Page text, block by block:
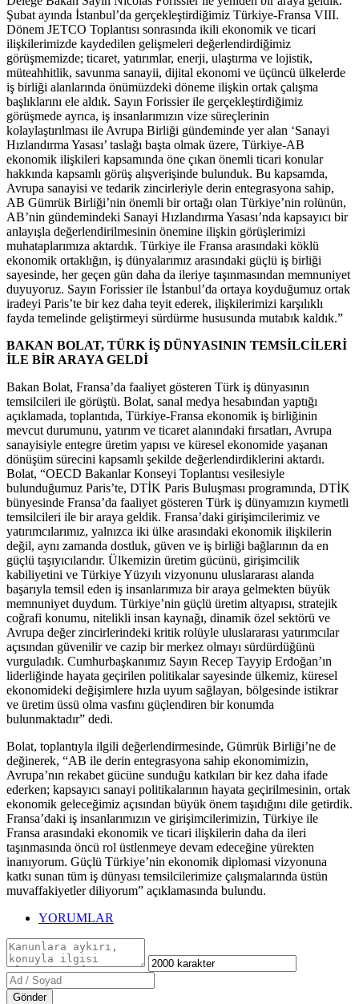
Şubat ayında İstanbul’da gerçekleştirdiğimiz Türkiye-Fransa VIII.
Dönem JETCO Toplantısı sonrasında ikili ekonomik ve ticari
ilişkilerimizde kaydedilen gelişmeleri değerlendirdiğimiz
görüşmemizde; ticaret, yatırımlar, enerji, ulaştırma ve lojistik,
müteahhitlik, savunma sanayii, dijital ekonomi ve üçüncü ülkelerde
iş birliği alanlarında önümüzdeki döneme ilişkin ortak çalışma
başlıklarını ele aldık. Sayın Forissier ile gerçekleştirdiğimiz
görüşmede ayrıca, iş insanlarımızın vize süreçlerinin
kolaylaştırılması ile Avrupa Birliği gündeminde yer alan ‘Sanayi
Hızlandırma Yasası’ taslağı başta olmak üzere, Türkiye-AB
ekonomik ilişkileri kapsamında öne çıkan önemli ticari konular
hakkında kapsamlı görüş alışverişinde bulunduk. Bu kapsamda,
Avrupa sanayisi ve tedarik zincirleriyle derin entegrasyona sahip,
AB Gümrük Birliği’nin önemli bir ortağı olan Türkiye’nin rolünün,
AB’nin gündemindeki Sanayi Hızlandırma Yasası’nda kapsayıcı bir
anlayışla değerlendirilmesinin önemine ilişkin görüşlerimizi
muhataplarımıza aktardık. Türkiye ile Fransa arasındaki köklü
ekonomik ortaklığın, iş dünyalarımız arasındaki güçlü iş birliği
sayesinde, her geçen gün daha da ileriye taşınmasından memnuniyet
duyuyoruz. Sayın Forissier ile İstanbul’da ortaya koyduğumuz ortak
iradeyi Paris’te bir kez daha teyit ederek, ilişkilerimizi karşılıklı
fayda temelinde geliştirmeyi sürdürme hususunda mutabık kaldık.”
BAKAN BOLAT, TÜRK İŞ DÜNYASININ TEMSİLCİLERİ
İLE BİR ARAYA GELDİ
Bakan Bolat, Fransa’da faaliyet gösteren Türk iş dünyasının
temsilcileri ile görüştü. Bolat, sanal medya hesabından yaptığı
açıklamada, toplantıda, Türkiye-Fransa ekonomik iş birliğinin
mevcut durumunu, yatırım ve ticaret alanındaki fırsatları, Avrupa
sanayisiyle entegre üretim yapısı ve küresel ekonomide yaşanan
dönüşüm sürecini kapsamlı şekilde değerlendirdiklerini aktardı.
Bolat, “OECD Bakanlar Konseyi Toplantısı vesilesiyle
bulunduğumuz Paris’te, DTİK Paris Buluşması programında, DTİK
bünyesinde Fransa’da faaliyet gösteren Türk iş dünyamızın kıymetli
temsilcileri ile bir araya geldik. Fransa’daki girişimcilerimiz ve
yatırımcılarımız, yalnızca iki ülke arasındaki ekonomik ilişkilerin
değil, aynı zamanda dostluk, güven ve iş birliği bağlarının da en
güçlü taşıyıcılarıdır. Ülkemizin üretim gücünü, girişimcilik
kabiliyetini ve Türkiye Yüzyılı vizyonunu uluslararası alanda
başarıyla temsil eden iş insanlarımıza bir araya gelmekten büyük
memnuniyet duydum. Türkiye’nin güçlü üretim altyapısı, stratejik
coğrafi konumu, nitelikli insan kaynağı, dinamik özel sektörü ve
Avrupa değer zincirlerindeki kritik rolüyle uluslararası yatırımcılar
açısından güvenilir ve cazip bir merkez olmayı sürdürdüğünü
vurguladık. Cumhurbaşkanımız Sayın Recep Tayyip Erdoğan’ın
liderliğinde hayata geçirilen politikalar sayesinde ülkemiz, küresel
ekonomideki değişimlere hızla uyum sağlayan, bölgesinde istikrar
ve üretim üssü olma vasfını güçlendiren bir konumda
bulunmaktadır” dedi.
Bolat, toplantıyla ilgili değerlendirmesinde, Gümrük Birliği’ne de
değinerek, “AB ile derin entegrasyona sahip ekonomimizin,
Avrupa’nın rekabet gücüne sunduğu katkıları bir kez daha ifade
ederken; kapsayıcı sanayi politikalarının hayata geçirilmesinin, ortak
ekonomik geleceğimiz açısından büyük önem taşıdığını dile getirdik.
Fransa’daki iş insanlarımızın ve girişimcilerimizin, Türkiye ile
Fransa arasındaki ekonomik ve ticari ilişkilerin daha da ileri
taşınmasında öncü rol üstlenmeye devam edeceğine yürekten
inanıyorum. Güçlü Türkiye’nin ekonomik diplomasi vizyonuna
katkı sunan tüm iş dünyası temsilcilerimize çalışmalarında üstün
muvaffakiyetler diliyorum” açıklamasında bulundu.
YORUMLAR
Gönder